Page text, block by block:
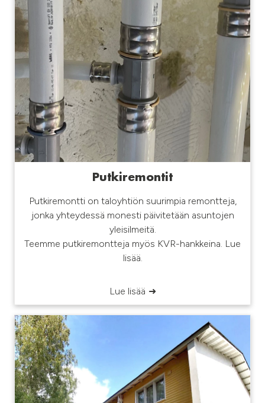
Putkiremontit
Putkiremontti on taloyhtiön suurimpia remontteja,
jonka yhteydessä monesti päivitetään asuntojen
yleisilmeitä.
Teemme putkiremontteja myös KVR-hankkeina. Lue
lisää.
Lue lisää